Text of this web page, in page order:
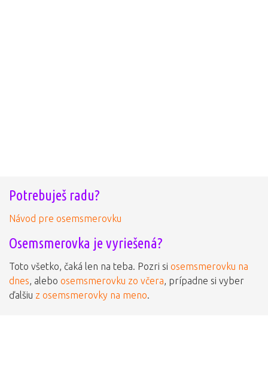
Potrebuješ radu?
Návod pre osemsmerovku
Osemsmerovka je vyriešená?
Toto všetko, čaká len na teba. Pozri si osemsmerovku na
dnes , alebo osemsmerovku zo včera , prípadne si vyber
ďalšiu z osemsmerovky na meno